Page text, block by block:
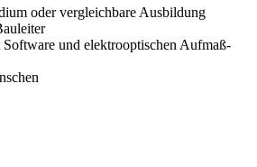
oder vergleichbare Ausbildung
und elektrooptischen Aufmaß-